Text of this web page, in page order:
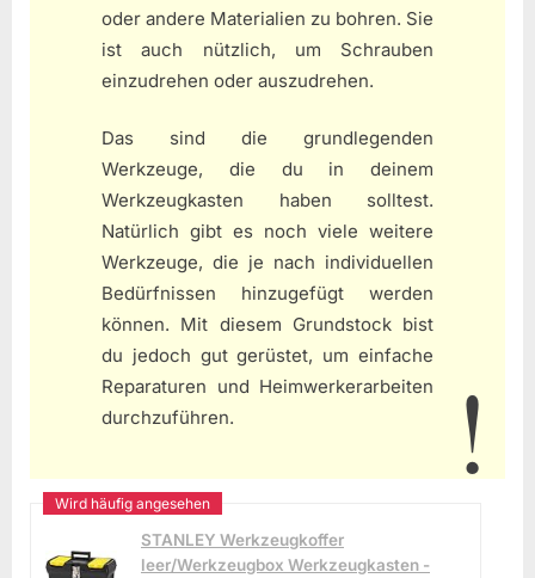
oder andere Materialien zu bohren. Sie
ist auch nützlich, um Schrauben
einzudrehen oder auszudrehen.
Das sind die grundlegenden
Werkzeuge, die du in deinem
Werkzeugkasten haben solltest.
Natürlich gibt es noch viele weitere
Werkzeuge, die je nach individuellen
Bedürfnissen hinzugefügt werden
können. Mit diesem Grundstock bist
du jedoch gut gerüstet, um einfache
Reparaturen und Heimwerkerarbeiten
durchzuführen.
STANLEY Werkzeugkoffer
leer/Werkzeugbox Werkzeugkasten -